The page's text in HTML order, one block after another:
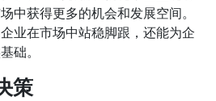
中获得更多的机会和发展空间。
业在市场中站稳脚跟，还能为企
础。
策